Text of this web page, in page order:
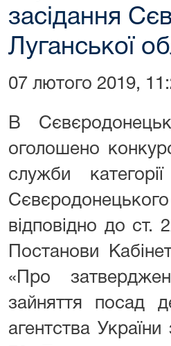
засідання
Луганської
07 лютого 2019,
В
оголошено
служби
відповідно до ст.
Постанови
«Про
зайняття посад
агентства